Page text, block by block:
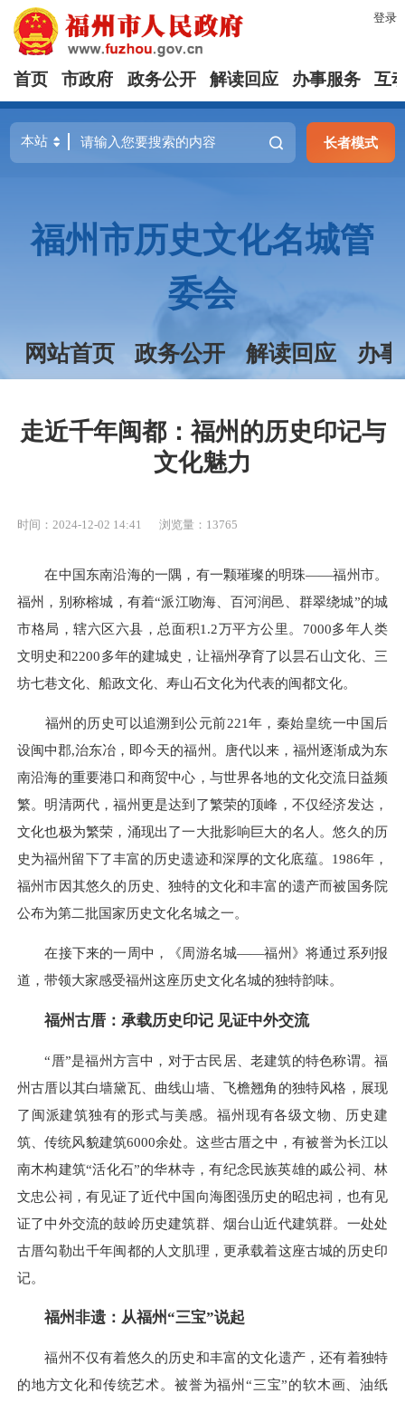
登录
首页 市政府 政务公开 解读回应 办事服务 互
长者模式
福州市历史文化名城管
委会
网站首页 政务公开 解读回应 办
走近千年闽都：福州的历史印记与
文化魅力
时间：2024-12-02 14:41 浏览量：13765
在中国东南沿海的一隅，有一颗璀璨的明珠——福州市。
福州，别称榕城，有着“派江吻海、百河润邑、群翠绕城”的城
市格局，辖六区六县，总面积1.2万平方公里。7000多年人类
文明史和2200多年的建城史，让福州孕育了以昙石山文化、三
坊七巷文化、船政文化、寿山石文化为代表的闽都文化。
福州的历史可以追溯到公元前221年，秦始皇统一中国后
设闽中郡,治东冶，即今天的福州。唐代以来，福州逐渐成为东
南沿海的重要港口和商贸中心，与世界各地的文化交流日益频
繁。明清两代，福州更是达到了繁荣的顶峰，不仅经济发达，
文化也极为繁荣，涌现出了一大批影响巨大的名人。悠久的历
史为福州留下了丰富的历史遗迹和深厚的文化底蕴。1986年，
福州市因其悠久的历史、独特的文化和丰富的遗产而被国务院
公布为第二批国家历史文化名城之一。
在接下来的一周中，《周游名城——福州》将通过系列报
道，带领大家感受福州这座历史文化名城的独特韵味。
福州古厝：承载历史印记 见证中外交流
“厝”是福州方言中，对于古民居、老建筑的特色称谓。福
州古厝以其白墙黛瓦、曲线山墙、飞檐翘角的独特风格，展现
了闽派建筑独有的形式与美感。福州现有各级文物、历史建
筑、传统风貌建筑6000余处。这些古厝之中，有被誉为长江以
南木构建筑“活化石”的华林寺，有纪念民族英雄的戚公祠、林
文忠公祠，有见证了近代中国向海图强历史的昭忠祠，也有见
证了中外交流的鼓岭历史建筑群、烟台山近代建筑群。一处处
古厝勾勒出千年闽都的人文肌理，更承载着这座古城的历史印
记。
福州非遗：从福州“三宝”说起
福州不仅有着悠久的历史和丰富的文化遗产，还有着独特
的地方文化和传统艺术。被誉为福州“三宝”的软木画、油纸